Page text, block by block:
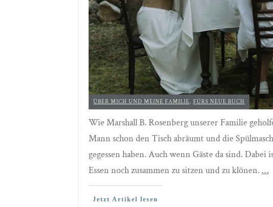
ÜBER MICH UND MEINE FAMILIE, FÜRS NEUE BUCH
Wie Marshall B. Rosenberg unserer Familie
Mann schon den Tisch abräumt und die
gegessen haben. Auch wenn Gäste da sind.
Essen noch zusammen zu sitzen und zu klönen. …
Jetzt Artikel lesen